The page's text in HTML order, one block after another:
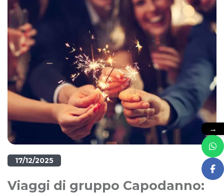
17/12/2025
Viaggi di gruppo Capodanno:
→